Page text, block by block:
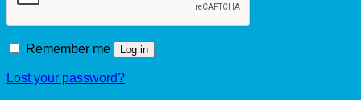
Remember me Log in
Lost your password?